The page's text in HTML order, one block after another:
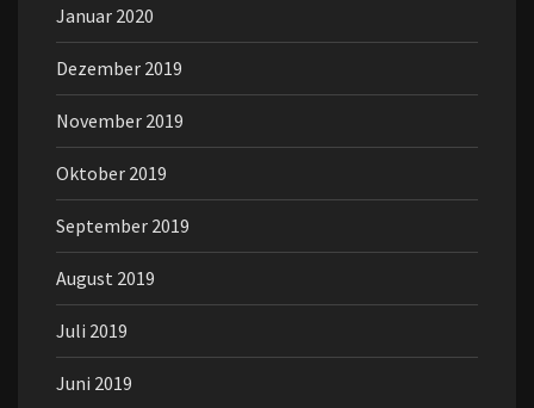
Januar 2020
Dezember 2019
November 2019
Oktober 2019
September 2019
August 2019
Juli 2019
Juni 2019